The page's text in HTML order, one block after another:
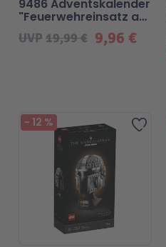
Technic
Seltene Artikel
LEGO® Blumen
Spiel-Ei 9,96 €
UVP19,99 €
9486 Adventskalender
"Feuerwehreinsatz auf
der Baustelle"
- 12 %